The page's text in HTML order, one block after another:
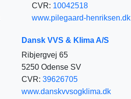
CVR: 10042518
www.pilegaard-henriksen.dk
Dansk VVS & Klima A/S
Ribjergvej 65
5250 Odense SV
CVR: 39626705
www.danskvvsogklima.dk